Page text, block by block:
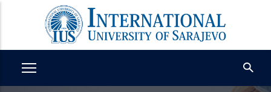
content